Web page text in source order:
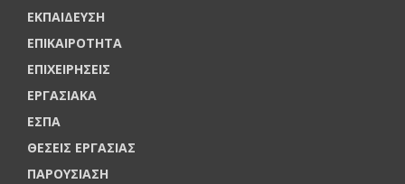
ΕΚΠΑΙΔΕΥΣΗ
ΕΠΙΚΑΙΡΟΤΗΤΑ
ΕΠΙΧΕΙΡΗΣΕΙΣ
ΕΡΓΑΣΙΑΚΑ
ΕΣΠΑ
ΘΕΣΕΙΣ ΕΡΓΑΣΙΑΣ
ΠΑΡΟΥΣΙΑΣΗ